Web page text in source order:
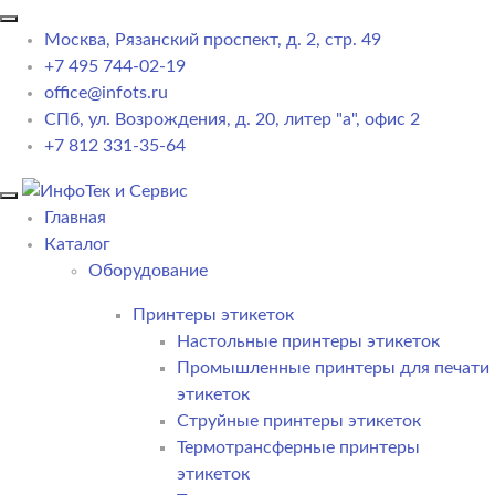
Москва, Рязанский проспект, д. 2, стр. 49
+7 495 744-02-19
office@infots.ru
СПб, ул. Возрождения, д. 20, литер "a", офис 2
+7 812 331-35-64
Главная
Каталог
Оборудование
Принтеры этикеток
Настольные принтеры этикеток
Промышленные принтеры для печати
этикеток
Струйные принтеры этикеток
Термотрансферные принтеры
этикеток